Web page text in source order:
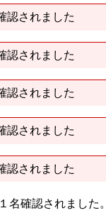
認されました
認されました
認されました
認されました
認されました
名確認されました。